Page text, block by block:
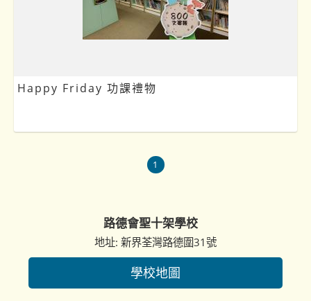
Happy Friday 功課禮物
1
路德會聖十架學校
地址: 新界荃灣路德圍31號
學校地圖